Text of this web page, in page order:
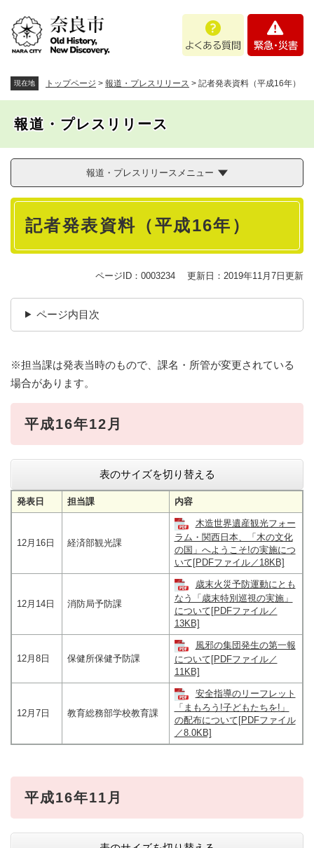
あ
問
・
現在地 トップページ > 報道・プレスリリース > 記者発表資料（平成16年）
報道・プレスリリース
報道・プレスリリースメニュー
本
記者発表資料（平成16年）
ページID：0003234 更新日：2019年11月7日更新
ページ内目次
※担当課は発表当時のもので、課名・所管が変更されている
場合があります。
平成16年12月
表のサイズを切り替える
発表日 担当課 内容
12月16日 経済部観光課
木造世界遺産観光フォー
ラム・関西日本、「木の文化
の国」へようこそ!の実施につ
いて[PDFファイル／18KB]
12月14日 消防局予防課
歳末火災予防運動にとも
なう「歳末特別巡視の実施」
について[PDFファイル／
13KB]
12月8日 保健所保健予防課
風邪の集団発生の第一報
について[PDFファイル／
11KB]
12月7日 教育総務部学校教育課
安全指導のリーフレット
「まもろう!子どもたちを!」
の配布について[PDFファイル
／8.0KB]
平成16年11月